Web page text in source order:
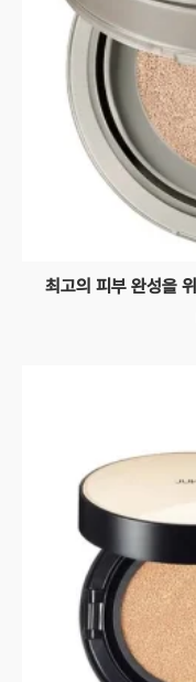
최고의 피부 완성을